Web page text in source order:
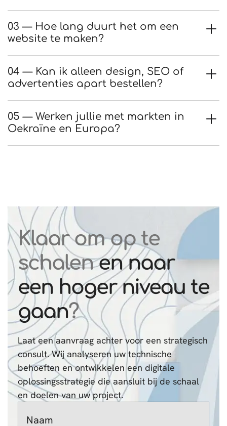
03 — Hoe lang duurt het om een
website te maken?
04 — Kan ik alleen design, SEO of
advertenties apart bestellen?
05 — Werken jullie met markten in
Oekraïne en Europa?
Klaar om op te
schalenen naar
een hoger niveau te
gaan?
Laat een aanvraag achter voor een strategisch
consult. Wij analyseren uw technische
behoeften en ontwikkelen een digitale
oplossingsstrategie die aansluit bij de schaal
en doelen van uw project.